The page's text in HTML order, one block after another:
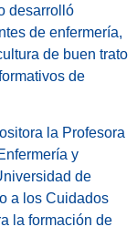
desarrolló
de enfermería,
de buen trato
de
la Profesora
y
de
a los Cuidados
la formación de